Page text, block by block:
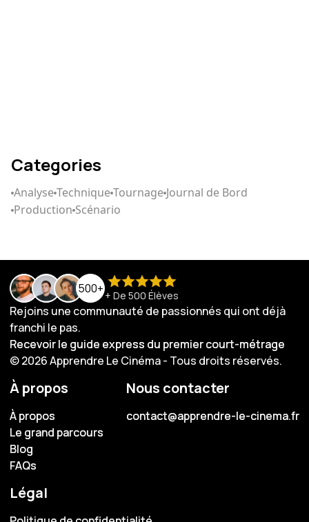
Categories
AnalyseTechniqueTournage Journal de Bord
Production Scénario
500+ + De 500 Élèves
Rejoins une communauté de passionnés qui ont déjà
franchi le pas.
Recevoir le guide express du premier court-métrage
Recevoir le guide express du premier court-métrage
© 2026 Apprendre Le Cinéma - Tous droits réservés.
À propos
À propos
À propos
Le grand parcours
Le grand parcours
Blog
Blog
FAQs
FAQs
Nous contacter
contact@apprendre-le-cinema.fr
contact@apprendre-le-cinema.fr
Légal